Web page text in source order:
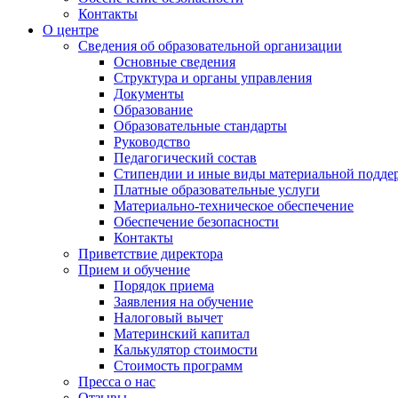
Контакты
О центре
Сведения об образовательной организации
Основные сведения
Структура и органы управления
Документы
Образование
Образовательные стандарты
Руководство
Педагогический состав
Стипендии и иные виды материальной
Платные образовательные услуги
Материально-техническое обеспечение
Обеспечение безопасности
Контакты
Приветствие директора
Прием и обучение
Порядок приема
Заявления на обучение
Налоговый вычет
Материнский капитал
Калькулятор стоимости
Стоимость программ
Пресса о нас